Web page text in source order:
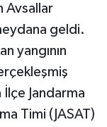
Avsallar
geldi.
yangının
Jandarma
Timi (JASAT)